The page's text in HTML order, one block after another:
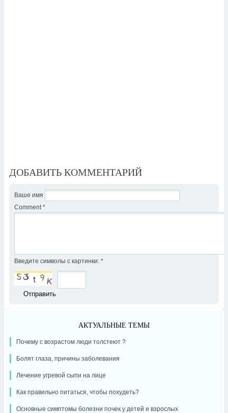
ДОБАВИТЬ КОММЕНТАРИЙ
Ваше имя
Comment *
Введите символы с картинки: *
АКТУАЛЬНЫЕ ТЕМЫ
Почему с возрастом люди толстеют ?
Болят глаза, причины заболевания
Лечение угревой сыпи на лице
Как правильно питаться, чтобы похудеть?
Основные симптомы болезни почек у детей и взрослых